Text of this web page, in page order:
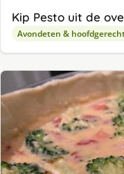
Kip Pesto uit de
Avondeten &